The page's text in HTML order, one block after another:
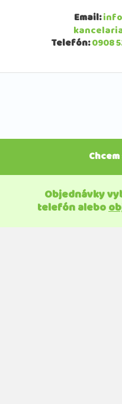
Email:
Telefón:0908
Objednávky
telefón alebo